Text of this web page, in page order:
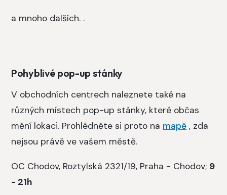
a mnoho dalších. .
Pohyblivé pop-up stánky
V obchodních centrech naleznete také na
různých místech pop-up stánky, které občas
mění lokaci. Prohlédněte si proto na mapě , zda
nejsou právě ve vašem městě.
OC Chodov, Roztylská 2321/19, Praha - Chodov; 9
- 21h